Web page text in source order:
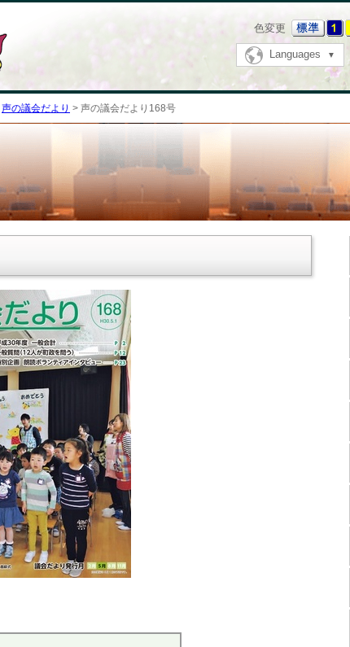
色変更
Languages
声の議会だ­より > 声の議会だより168号